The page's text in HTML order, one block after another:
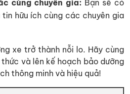
cùng chuyên gia: Bạn sẽ có
hữu ích cùng các chuyên gia
xe trở thành nỗi lo. Hãy cùng
và lên kế hoạch bảo dưỡng
thông minh và hiệu quả!